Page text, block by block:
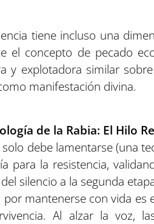
tiene incluso una
el concepto de pecado
y explotadora similar
manifestación divina.
de la Rabia: El Hilo
debe lamentarse (una
para la resistencia,
silencio a la segunda
por mantenerse con vida es
Al alzar la voz,